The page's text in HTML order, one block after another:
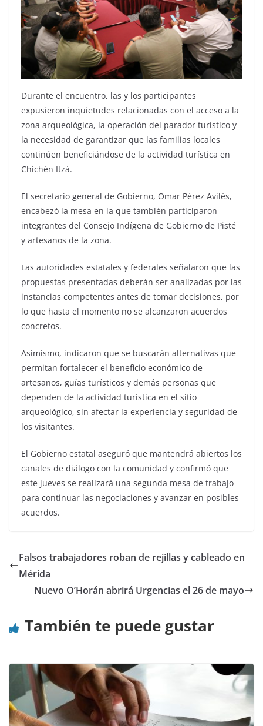
Durante el encuentro, las y los participantes
expusieron inquietudes relacionadas con el acceso a la
zona arqueológica, la operación del parador turístico y
la necesidad de garantizar que las familias locales
continúen beneficiándose de la actividad turística en
Chichén Itzá.
El secretario general de Gobierno, Omar Pérez Avilés,
encabezó la mesa en la que también participaron
integrantes del Consejo Indígena de Gobierno de Pisté
y artesanos de la zona.
Las autoridades estatales y federales señalaron que las
propuestas presentadas deberán ser analizadas por las
instancias competentes antes de tomar decisiones, por
lo que hasta el momento no se alcanzaron acuerdos
concretos.
Asimismo, indicaron que se buscarán alternativas que
permitan fortalecer el beneficio económico de
artesanos, guías turísticos y demás personas que
dependen de la actividad turística en el sitio
arqueológico, sin afectar la experiencia y seguridad de
los visitantes.
El Gobierno estatal aseguró que mantendrá abiertos los
canales de diálogo con la comunidad y confirmó que
este jueves se realizará una segunda mesa de trabajo
para continuar las negociaciones y avanzar en posibles
acuerdos.
Falsos trabajadores roban de rejillas y cableado en
Mérida
Nuevo O’Horán abrirá Urgencias el 26 de mayo
También te puede gustar